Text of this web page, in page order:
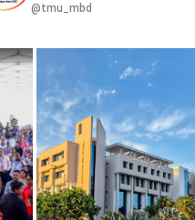
@tmu_mbd